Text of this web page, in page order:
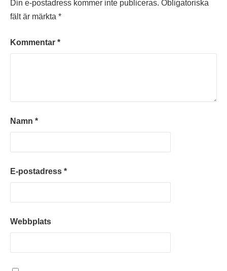
Din e-postadress kommer inte publiceras. Obligatoriska
fält är märkta *
Kommentar *
Namn *
E-postadress *
Webbplats